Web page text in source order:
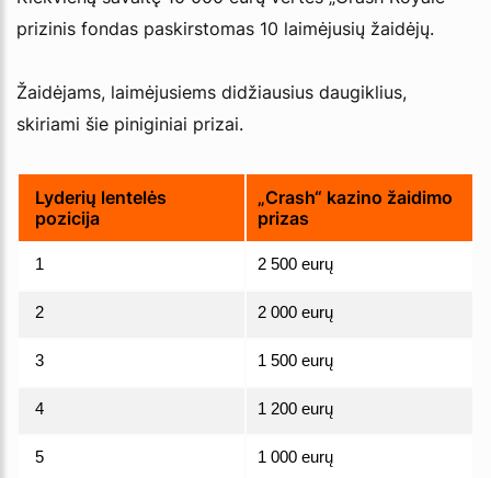
prizinis fondas paskirstomas 10 laimėjusių žaidėjų.
Žaidėjams, laimėjusiems didžiausius daugiklius,
skiriami šie piniginiai prizai.
Lyderių lentelės
pozicija
„Crash“ kazino žaidimo
prizas
1 2 500 eurų
2 2 000 eurų
3 1 500 eurų
4 1 200 eurų
5 1 000 eurų